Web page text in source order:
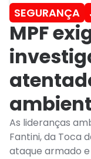
SEGURANÇA
MPF
As lideranças
Fantini, da Toca
ataque armado